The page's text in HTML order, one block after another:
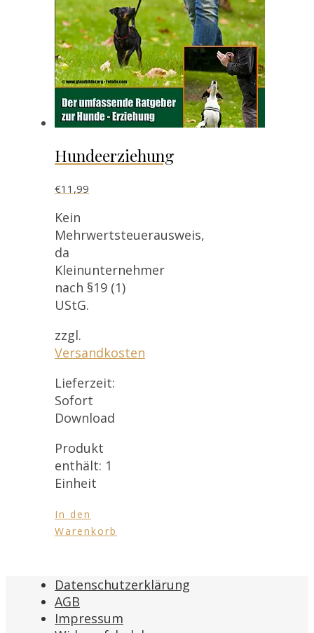
Hundeerziehung
€11,99
Kein
Mehrwertsteuerausweis,
da
Kleinunternehmer
nach §19 (1)
UStG.
zzgl.
Versandkosten
Lieferzeit:
Sofort
Download
Produkt
enthält: 1
Einheit
In den
Warenkorb
Datenschutzerklärung
AGB
Impressum